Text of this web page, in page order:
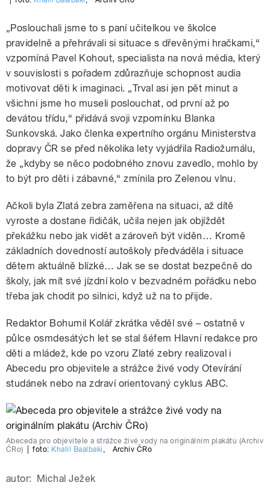
„Poslouchali jsme to s paní učitelkou ve školce
pravidelně a přehrávali si situace s dřevěnými hračkami,“
vzpomíná Pavel Kohout, specialista na nová média, který
v souvislosti s pořadem zdůrazňuje schopnost audia
motivovat děti k imaginaci. „Trval asi jen pět minut a
všichni jsme ho museli poslouchat, od první až po
devátou třídu,“ přidává svoji vzpomínku Blanka
Sunkovská. Jako členka expertního orgánu Ministerstva
dopravy ČR se před několika lety vyjádřila Radiožurnálu,
že „kdyby se něco podobného znovu zavedlo, mohlo by
to být pro děti i zábavné,“ zmínila pro Zelenou vlnu.
Ačkoli byla Zlatá zebra zaměřena na situaci, až dítě
vyroste a dostane řidičák, učila nejen jak objíždět
překážku nebo jak vidět a zároveň být viděn… Kromě
základních dovedností autoškoly předváděla i situace
dětem aktuálně blízké… Jak se se dostat bezpečně do
školy, jak mít své jízdní kolo v bezvadném pořádku nebo
třeba jak chodit po silnici, když už na to přijde.
Redaktor Bohumil Kolář zkrátka věděl své – ostatně v
půlce osmdesátých let se stal šéfem Hlavní redakce pro
děti a mládež, kde po vzoru Zlaté zebry realizoval i
Abecedu pro objevitele a strážce živé vody Otevírání
studánek nebo na zdraví orientovaný cyklus ABC.
Abeceda pro objevitele a strážce živé vody na originálním plakátu (Archiv
ČRo)
foto: Khalil Baalbaki Archiv ČRo
autor: Michal Ježek